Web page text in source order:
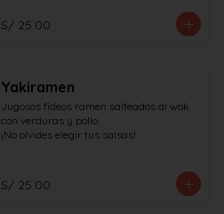
S/ 25.00
Yakiramen
Jugosos fideos ramen salteados al wok
con verduras y pollo.
¡No olvides elegir tus salsas!
S/ 25.00